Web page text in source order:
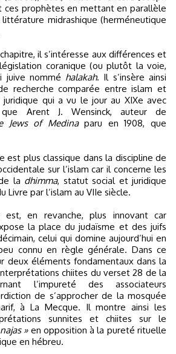
ces prophètes en mettant en parallèle
midrashique (herméneutique
il s’intéresse aux différences et
coranique (ou plutôt la voie,
nommé halakah. Il s’insère ainsi
recherche comparée entre islam et
qui a vu le jour au XIXe avec
Arent J. Wensinck, auteur de
Jews of Medinaparu en 1908, que
est plus classique dans la discipline de
sur l’islam car il concerne les
la dhimma, statut social et juridique
Livre par l’islam au VIIe siècle.
est, en revanche, plus innovant car
la place du judaïsme et des juifs
celui qui domine aujourd’hui en
connu en règle générale. Dans ce
deux éléments fondamentaux dans la
chiites du verset 28 de la
l’impureté des associateurs
de s’approcher de la mosquée
à La Mecque. Il montre ainsi les
sunnites et chiites sur le
»en opposition à la pureté rituelle
en hébreu.